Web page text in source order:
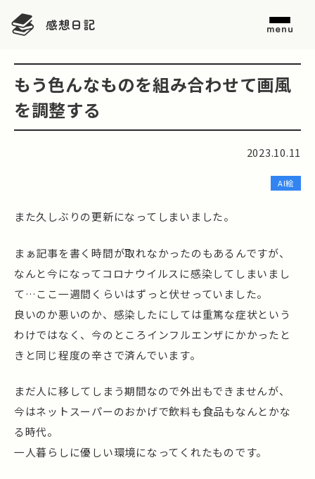
感想日記 menu
もう色んなものを組み合わせて画風
を調整する
2023.10.11
AI絵
また久しぶりの更新になってしまいました。
まぁ記事を書く時間が取れなかったのもあるんですが、
なんと今になってコロナウイルスに感染してしまいまし
て…ここ一週間くらいはずっと伏せっていました。
良いのか悪いのか、感染したにしては重篤な症状という
わけではなく、今のところインフルエンザにかかったと
きと同じ程度の辛さで済んでいます。
まだ人に移してしまう期間なので外出もできませんが、
今はネットスーパーのおかげで飲料も食品もなんとかな
る時代。
一人暮らしに優しい環境になってくれたものです。